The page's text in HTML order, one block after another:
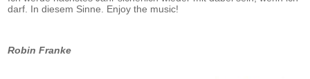
darf. In diesem Sinne. Enjoy the music!
Robin Franke